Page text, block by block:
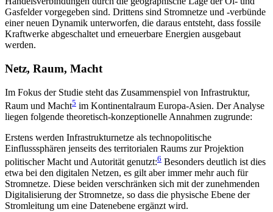
Gasfelder vorgegeben sind. Drittens sind Strom­netze und -verbünde
einer neuen Dynamik unter­worfen, die daraus entsteht, dass fossile
Kraftwerke abgeschaltet und erneuerbare Energien ausgebaut
werden.
Netz, Raum, Macht
Im Fokus der Studie steht das Zusammenspiel von Infrastruktur,
Raum und Macht5 im Kontinentalraum Europa-Asien. Der Analyse
liegen folgende theoretisch-konzeptionelle Annahmen zugrunde:
Erstens werden Infrastrukturnetze als techno­politische
Einflusssphären jenseits des territorialen Raums zur Projektion
politischer Macht und Autorität genutzt:6 Besonders deutlich ist dies
etwa bei den digitalen Netzen, es gilt aber immer mehr auch für
Stromnetze. Diese beiden verschränken sich mit der zunehmenden
Digitalisierung der Stromnetze, so dass die physische Ebene der
Stromleitung um eine Daten­ebene ergänzt wird.